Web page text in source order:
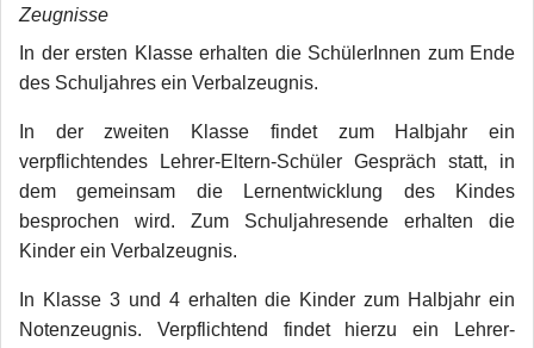
Zeugnisse
In der ersten Klasse erhalten die SchülerInnen zum Ende
des Schuljahres ein Verbalzeugnis.
In der zweiten Klasse findet zum Halbjahr ein
verpflichtendes Lehrer-Eltern-Schüler Gespräch statt, in
dem gemeinsam die Lernentwicklung des Kindes
besprochen wird. Zum Schuljahresende erhalten die
Kinder ein Verbalzeugnis.
In Klasse 3 und 4 erhalten die Kinder zum Halbjahr ein
Notenzeugnis. Verpflichtend findet hierzu ein Lehrer-